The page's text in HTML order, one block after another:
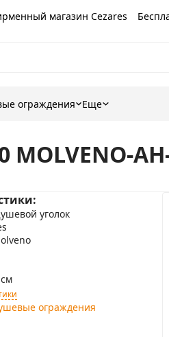
магазин Cezares
ограждения Еще
уголок
ограждения